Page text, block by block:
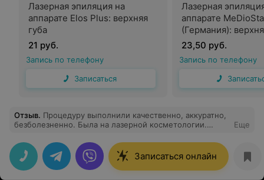
Лазерная эпиляция на
аппарате Elos Plus: верхняя
губа
21 руб.
Запись по телефону
Записаться
Лазерная
аппарате
(Германия):
23,50 руб.
Запись по телефону
Отзыв. Процедуру выполнили качественно, аккуратно,
безболезненно. Была на лазерной косметологии.
Еще
Записаться онлайн